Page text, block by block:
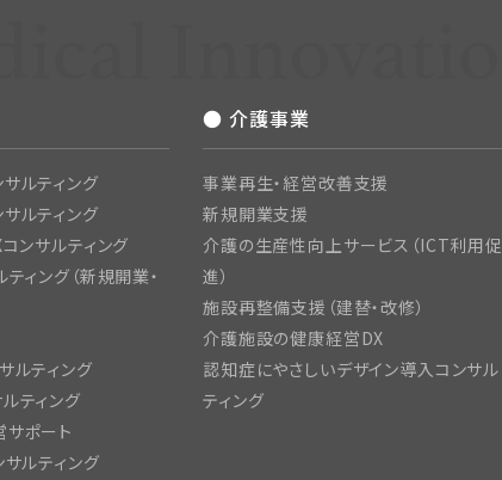
ルティング
ルティング
ンサルティング
ィング（新規開業・
ルティング
ティング
ポート
ルティング
● 介護事業
事業再生・経営改善支援
新規開業支援
介護の生産性向上サービス（ICT利用促
進）
施設再整備支援（建替・改修）
介護施設の健康経営DX
認知症にやさしいデザイン導入コンサル
ティング